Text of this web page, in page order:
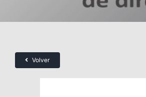
Volver